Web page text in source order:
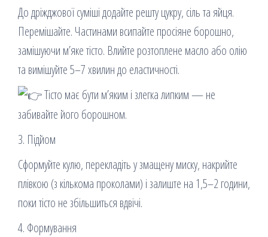
До дріжджової суміші додайте решту цукру, сіль та яйця.
Перемішайте. Частинами всипайте просіяне борошно,
замішуючи м’яке тісто. Влийте розтоплене масло або олію
та вимішуйте 5–7 хвилин до еластичності.
Тісто має бути м’яким і злегка липким — не
забивайте його борошном.
3. Підйом
Сформуйте кулю, перекладіть у змащену миску, накрийте
плівкою (з кількома проколами) і залиште на 1,5–2 години,
поки тісто не збільшиться вдвічі.
4. Формування